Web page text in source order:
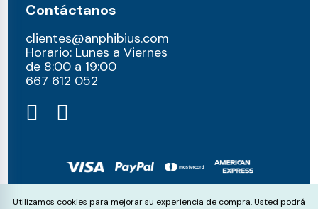
Contáctanos
clientes@anphibius.com
Horario: Lunes a Viernes
de 8:00 a 19:00
667 612 052​
© anphibius, 2026
Cookie Consent
Utilizamos cookies para mejorar su experiencia de compra. Usted podrá